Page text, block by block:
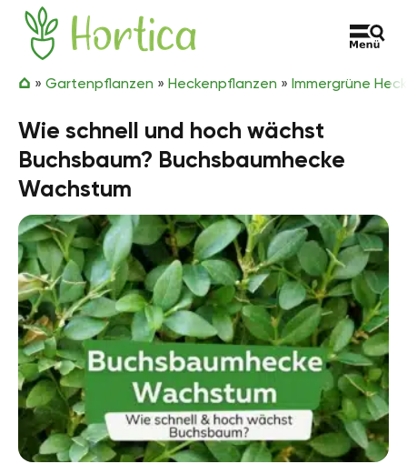
Zum Inhalt springen
Hortica
» Gartenpflanzen » Heckenpflanzen » Immergrüne
Wie schnell und hoch wächst
Buchsbaum? Buchsbaumhecke
Wachstum